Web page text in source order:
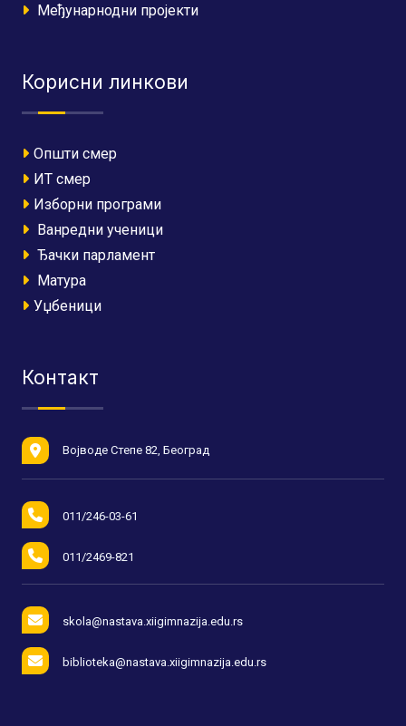
Међунарнодни пројекти
Корисни линкови
Општи смер
ИТ смер
Изборни програми
Ванредни ученици
Ђачки парламент
Матура
Уџбеници
Контакт
Војводе Степе 82, Београд
011/246-03-61
011/2469-821
skola@nastava.xiigimnazija.edu.rs
biblioteka@nastava.xiigimnazija.edu.rs